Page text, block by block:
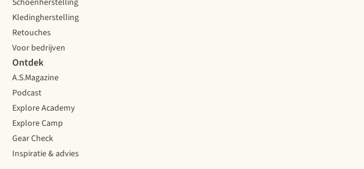
Schoenherstelling
Kledingherstelling
Retouches
Voor bedrijven
Ontdek
A.S.Magazine
Podcast
Explore Academy
Explore Camp
Gear Check
Inspiratie & advies